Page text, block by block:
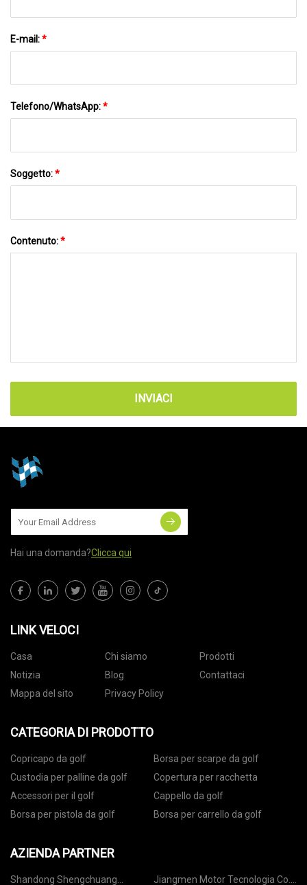
E-mail:*
Telefono/WhatsApp:*
Soggetto:*
Contenuto:*
INVIACI
Hai una domanda?Clicca qui
LINK VELOCI
Casa Chi siamo
Prodotti
Notizia
Blog
Contattaci
Mappa del sito
Privacy Policy
CATEGORIA DI PRODOTTO
Copricapo da golf
Borsa per scarpe da golf
Custodia per palline da golf
Copertura per racchetta
Accessori per il golf
Cappello da golf
Borsa per pistola da golf
Borsa per carrello da golf
AZIENDA PARTNER
Shandong Shengchuang Jiangmen Motor Tecnologia Co.,